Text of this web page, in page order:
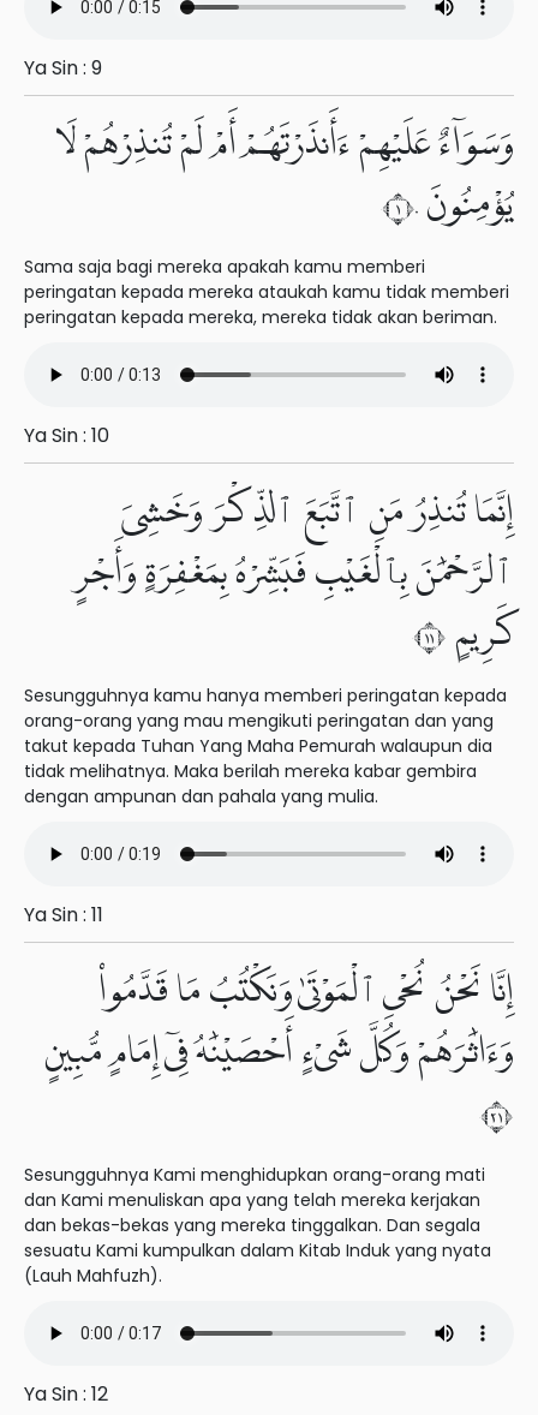
Ya Sin : 9
وَسَوَآءٌ عَلَيْهِمْ ءَأَنذَرْتَهُمْ أَمْ لَمْ تُنذِرْهُمْ لَا
يُؤْمِنُونَ ١٠
Sama saja bagi mereka apakah kamu memberi
peringatan kepada mereka ataukah kamu tidak memberi
peringatan kepada mereka, mereka tidak akan beriman.
Ya Sin : 10
إِنَّمَا تُنذِرُ مَنِ ٱتَّبَعَ ٱلذِّكْرَ وَخَشِىَ
ٱلرَّحْمَٰنَ بِٱلْغَيْبِ فَبَشِّرْهُ بِمَغْفِرَةٍ وَأَجْرٍ
كَرِيمٍ ١١
Sesungguhnya kamu hanya memberi peringatan kepada
orang-orang yang mau mengikuti peringatan dan yang
takut kepada Tuhan Yang Maha Pemurah walaupun dia
tidak melihatnya. Maka berilah mereka kabar gembira
dengan ampunan dan pahala yang mulia.
Ya Sin : 11
إِنَّا نَحْنُ نُحْىِ ٱلْمَوْتَىٰ وَنَكْتُبُ مَا قَدَّمُوا۟
وَءَاثَٰرَهُمْ وَكُلَّ شَىْءٍ أَحْصَيْنَٰهُ فِىٓ إِمَامٍ مُّبِينٍ
١٢
Sesungguhnya Kami menghidupkan orang-orang mati
dan Kami menuliskan apa yang telah mereka kerjakan
dan bekas-bekas yang mereka tinggalkan. Dan segala
sesuatu Kami kumpulkan dalam Kitab Induk yang nyata
(Lauh Mahfuzh).
Ya Sin : 12